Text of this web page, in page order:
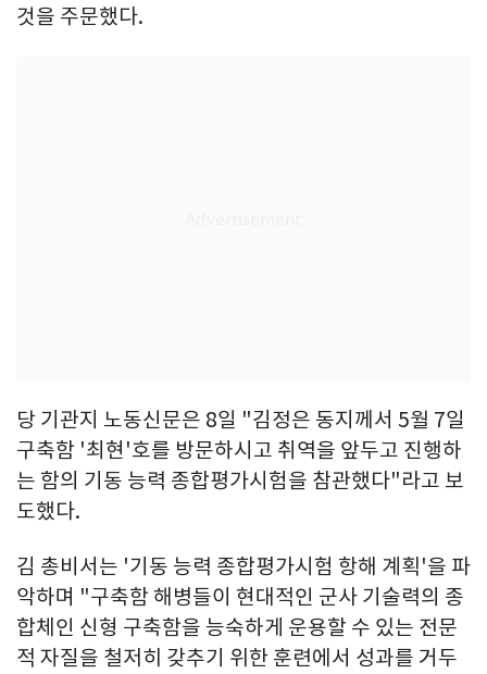
것을 주문했다.
당 기관지 노동신문은 8일 "김정은 동지께서 5월 7일
구축함 '최현'호를 방문하시고 취역을 앞두고 진행하
는 함의 기동 능력 종합평가시험을 참관했다"라고 보
도했다.
김 총비서는 '기동 능력 종합평가시험 항해 계획'을 파
악하며 "구축함 해병들이 현대적인 군사 기술력의 종
합체인 신형 구축함을 능숙하게 운용할 수 있는 전문
적 자질을 철저히 갖추기 위한 훈련에서 성과를 거두